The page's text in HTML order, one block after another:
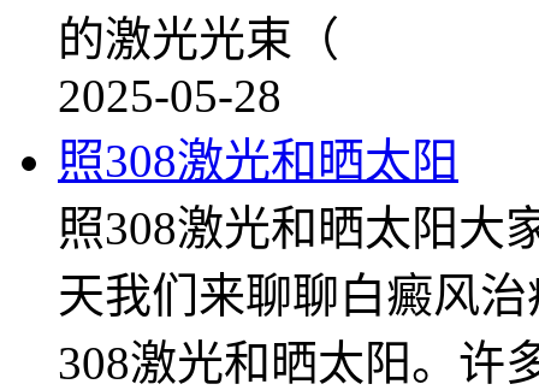
的激光光束（
2025-05-28
照308激光和晒太阳
照308激光和晒太阳大
天我们来聊聊白癜风
308激光和晒太阳。许